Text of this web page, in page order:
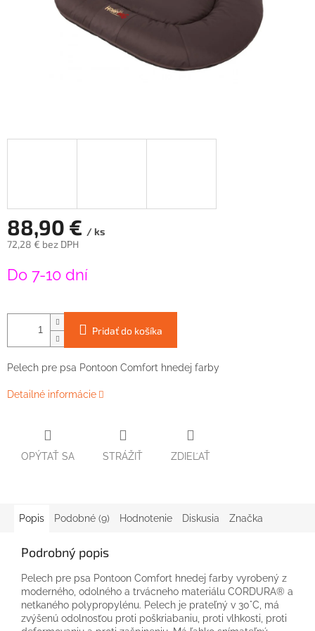
88,90 € / ks
72,28 € bez DPH
cena:
Do 7-10 dní
Pridať do košíka
Pelech pre psa Pontoon Comfort hnedej farby
Detailné informácie
OPÝTAŤ SA STRÁŽIŤ ZDIEĽAŤ
Popis Podobné (9) Hodnotenie Diskusia Značka
Podrobný popis
Pelech pre psa Pontoon Comfort hnedej farby vyrobený z
moderného, odolného a trvácneho materiálu CORDURA® a
netkaného polypropylénu. Pelech je prateľný v 30°C, má
zvýšenú odolnosťou proti poškriabaniu, proti vlhkosti, proti